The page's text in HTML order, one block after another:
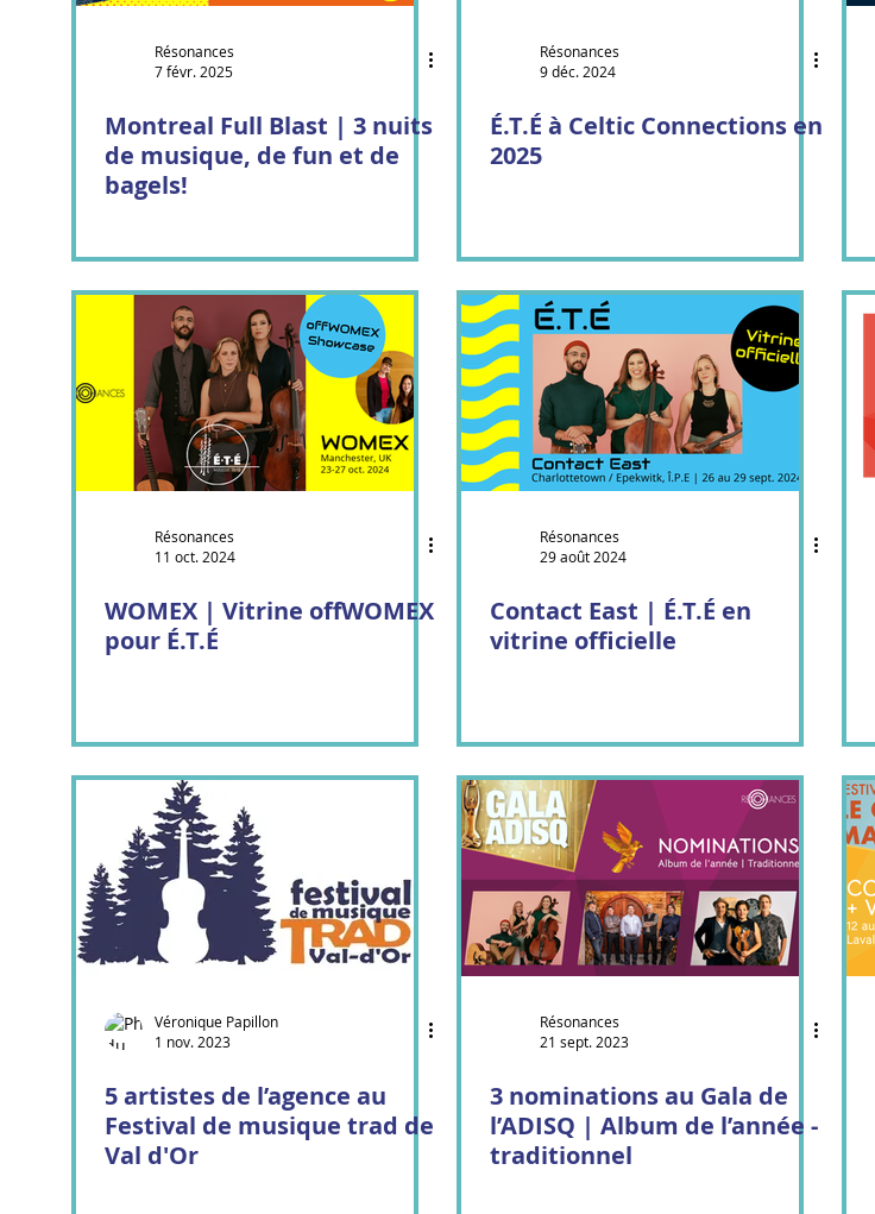
Résonances
7 févr. 2025
Montreal Full Blast | 3 nuits
de musique, de fun et de
bagels!
Résonances
9 déc. 2024
É.T.É à Celtic Connections en
2025
Résonances
11 oct. 2024
WOMEX | Vitrine offWOMEX
pour É.T.É
Résonances
29 août 2024
Contact East | É.T.É en
vitrine officielle
Véronique Papillon
1 nov. 2023
5 artistes de l’agence au
Festival de musique trad de
Val d'Or
Résonances
21 sept. 2023
3 nominations au Gala de
l’ADISQ | Album de l’année -
traditionnel